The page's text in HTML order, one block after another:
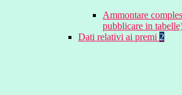
Ammontare
pubblicare in
Dati relativi ai premi 2